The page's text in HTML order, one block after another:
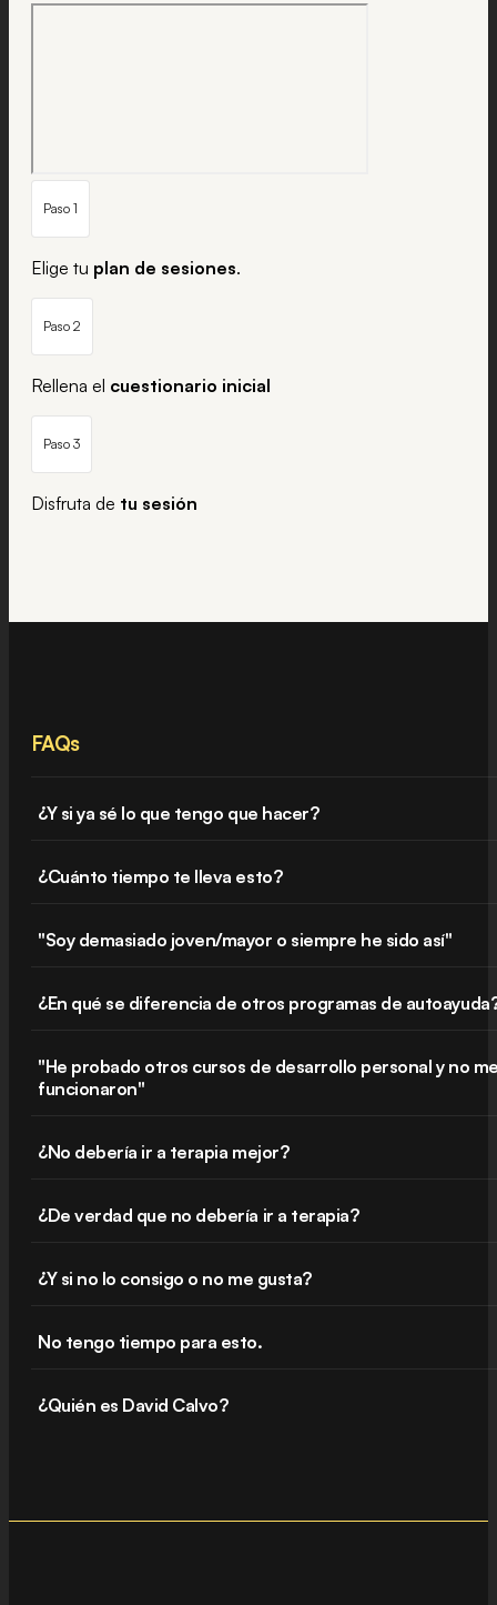
Paso 1
Elige tu plan de sesiones.
Paso 2
Rellena el cuestionario inicial
Paso 3
Disfruta de tu sesión
FAQs
¿Y si ya sé lo que tengo que hacer?
¿Cuánto tiempo te lleva esto?
"Soy demasiado joven/mayor o siempre he sido así"
¿En qué se diferencia de otros programas de
"He probado otros cursos de desarrollo personal y no
funcionaron"
¿No debería ir a terapia mejor?
¿De verdad que no debería ir a terapia?
¿Y si no lo consigo o no me gusta?
No tengo tiempo para esto.
¿Quién es David Calvo?